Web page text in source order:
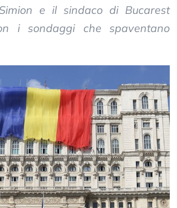
e il sindaco di Bucarest
i sondaggi che spaventano